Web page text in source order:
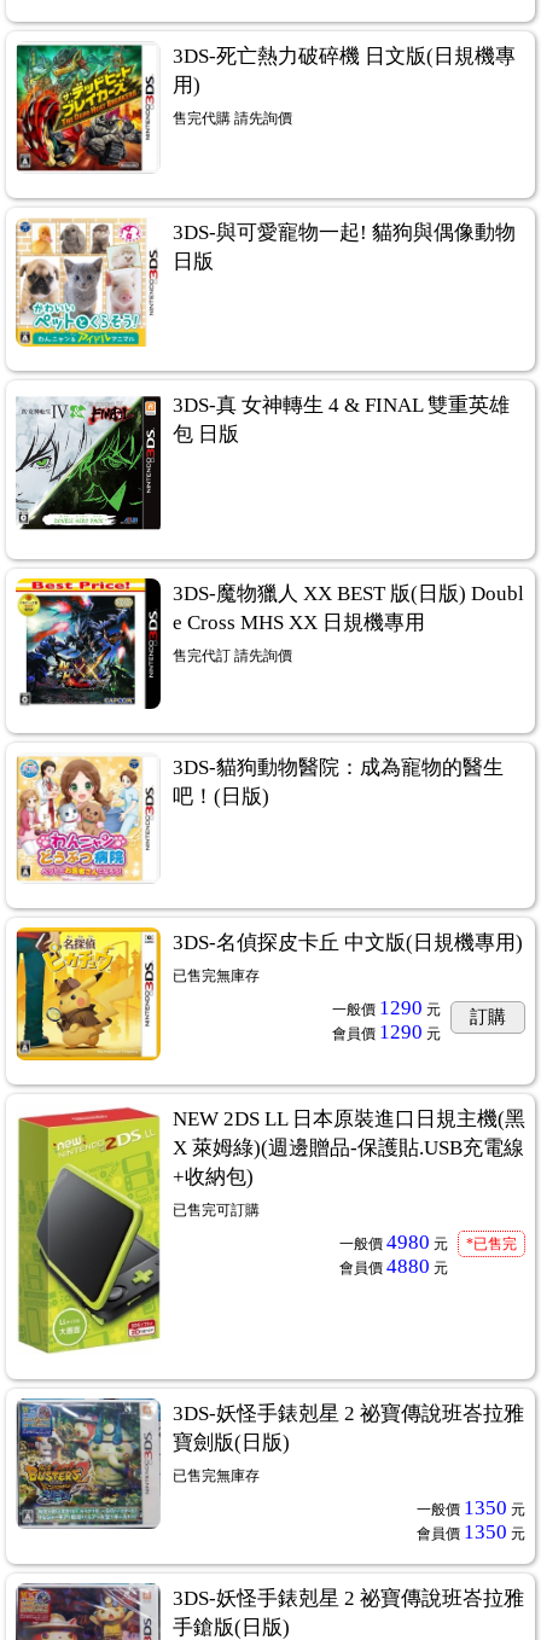
3DS-死亡熱力破碎機 日文版(日規機專
用)
售完代購 請先詢價
3DS-與可愛寵物一起! 貓狗與偶像動物
日版
3DS-真 女神轉生 4 & FINAL 雙重英雄
包 日版
3DS-魔物獵人 XX BEST 版(日版) Doubl
e Cross MHS XX 日規機專用
售完代訂 請先詢價
3DS-貓狗動物醫院：成為寵物的醫生
吧！(日版)
3DS-名偵探皮卡丘 中文版(日規機專用)
已售完無庫存
一般價 1290 元
會員價 1290 元
訂購
NEW 2DS LL 日本原裝進口日規主機(黑
X 萊姆綠)(週邊贈品-保護貼.USB充電線
+收納包)
已售完可訂購
一般價 4980 元
會員價 4880 元
*已售完
3DS-妖怪手錶剋星 2 祕寶傳說班峇拉雅
寶劍版(日版)
已售完無庫存
一般價 1350 元
會員價 1350 元
3DS-妖怪手錶剋星 2 祕寶傳說班峇拉雅
手鎗版(日版)